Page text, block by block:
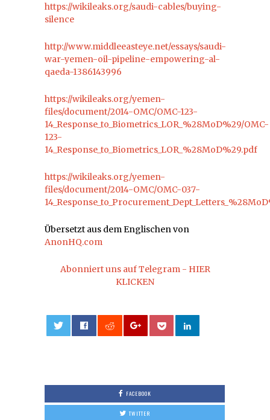
https://wikileaks.org/saudi-cables/buying-
silence
http://www.middleeasteye.net/essays/saudi-
war-yemen-oil-pipeline-empowering-al-
qaeda-1386143996
https://wikileaks.org/yemen-
files/document/2014-OMC/OMC-123-
14_Response_to_Biometrics_LOR_%28MoD%29/OMC-
123-
14_Response_to_Biometrics_LOR_%28MoD%29.pdf
https://wikileaks.org/yemen-
files/document/2014-OMC/OMC-037-
Übersetzt aus dem Englischen von
AnonHQ.com
Abonniert uns auf Telegram - HIER
KLICKEN
FACEBOOK
TWITTER